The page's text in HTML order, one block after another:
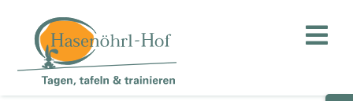
springen